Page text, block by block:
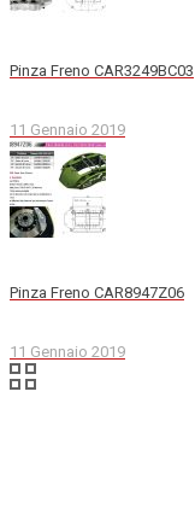
Pinza Freno CAR3249BC03
11 Gennaio 2019
Pinza Freno CAR8947Z06
11 Gennaio 2019